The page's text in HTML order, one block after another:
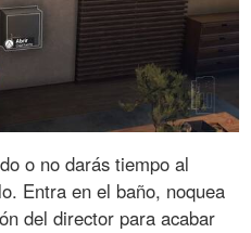
o no darás tiempo al
Entra en el baño, noquea
del director para acabar